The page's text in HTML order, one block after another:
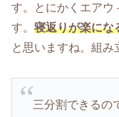
す。とにかくエアウ
す。 寝返りが楽にな
と思いますね。組み
三分割できるの